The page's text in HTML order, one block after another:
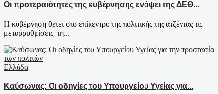
Οι προτεραιότητες της κυβέρνησης ενόψει της ΔΕΘ...
Η κυβέρνηση θέτει στο επίκεντρο της πολιτικής της ατζέντας τις
μεταρρυθμίσεις, τη...
Ελλάδα
Καύσωνας: Οι οδηγίες του Υπουργείου Υγείας για...